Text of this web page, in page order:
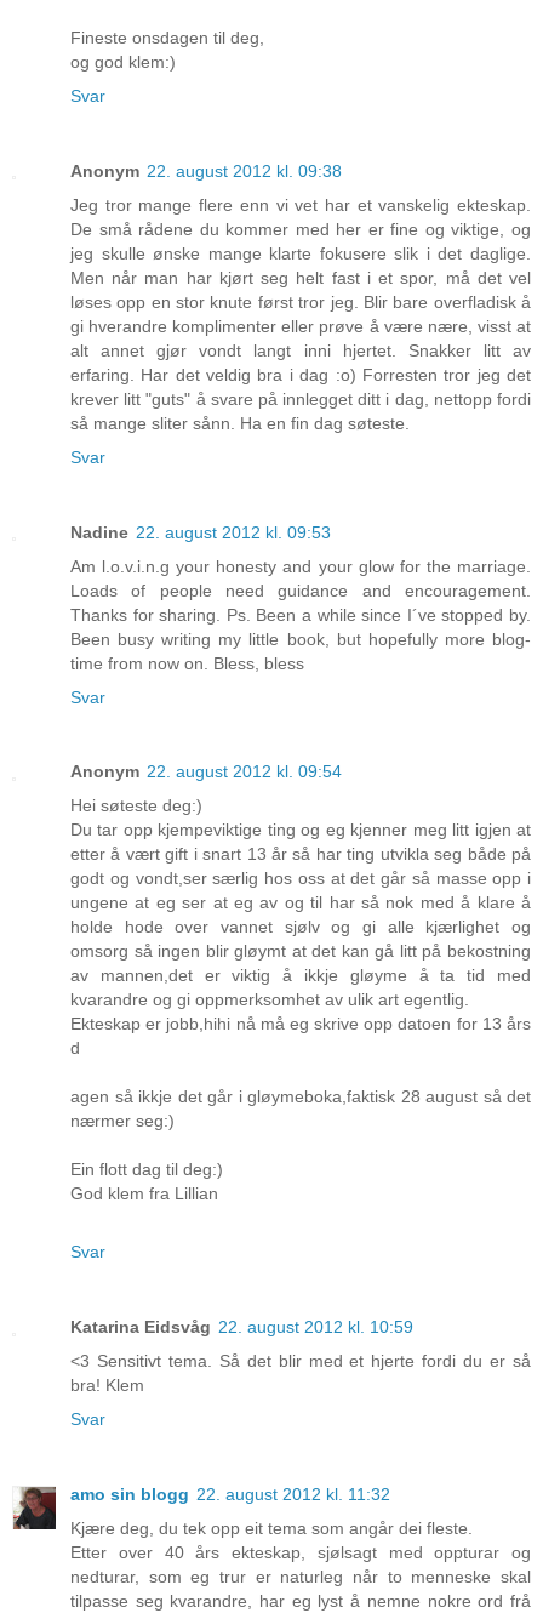
Fineste onsdagen til deg,
og god klem:)
Svar
Anonym 22. august 2012 kl. 09:38
Jeg tror mange flere enn vi vet har et vanskelig ekteskap.
De små rådene du kommer med her er fine og viktige, og
jeg skulle ønske mange klarte fokusere slik i det daglige.
Men når man har kjørt seg helt fast i et spor, må det vel
løses opp en stor knute først tror jeg. Blir bare overfladisk å
gi hverandre komplimenter eller prøve å være nære, visst at
alt annet gjør vondt langt inni hjertet. Snakker litt av
erfaring. Har det veldig bra i dag :o) Forresten tror jeg det
krever litt "guts" å svare på innlegget ditt i dag, nettopp fordi
så mange sliter sånn. Ha en fin dag søteste.
Svar
Nadine 22. august 2012 kl. 09:53
Am l.o.v.i.n.g your honesty and your glow for the marriage.
Loads of people need guidance and encouragement.
Thanks for sharing. Ps. Been a while since I´ve stopped by.
Been busy writing my little book, but hopefully more blog-
time from now on. Bless, bless
Svar
Anonym 22. august 2012 kl. 09:54
Hei søteste deg:)
Du tar opp kjempeviktige ting og eg kjenner meg litt igjen at
etter å vært gift i snart 13 år så har ting utvikla seg både på
godt og vondt,ser særlig hos oss at det går så masse opp i
ungene at eg ser at eg av og til har så nok med å klare å
holde hode over vannet sjølv og gi alle kjærlighet og
omsorg så ingen blir gløymt at det kan gå litt på bekostning
av mannen,det er viktig å ikkje gløyme å ta tid med
kvarandre og gi oppmerksomhet av ulik art egentlig.
Ekteskap er jobb,hihi nå må eg skrive opp datoen for 13 års
d
agen så ikkje det går i gløymeboka,faktisk 28 august så det
nærmer seg:)
Ein flott dag til deg:)
God klem fra Lillian
Svar
Katarina Eidsvåg 22. august 2012 kl. 10:59
<3 Sensitivt tema. Så det blir med et hjerte fordi du er så
bra! Klem
Svar
amo sin blogg 22. august 2012 kl. 11:32
Kjære deg, du tek opp eit tema som angår dei fleste.
Etter over 40 års ekteskap, sjølsagt med oppturar og
nedturar, som eg trur er naturleg når to menneske skal
tilpasse seg kvarandre, har eg lyst å nemne nokre ord frå